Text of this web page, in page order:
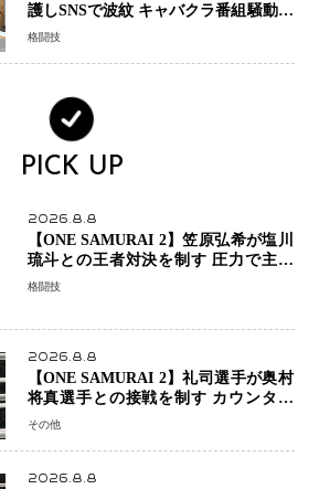
護しSNSで波紋 キャバクラ番組騒動に
参戦…結果的にPR効果も？
格闘技
PICK UP
2026.8.8
【ONE SAMURAI 2】笠原弘希が塩川
琉斗との王者対決を制す 圧力で主導
権を握り判定勝利
格闘技
2026.8.8
【ONE SAMURAI 2】礼司選手が奥村
将真選手との接戦を制す カウンター
と正確な打撃で判定勝利
その他
2026.8.8